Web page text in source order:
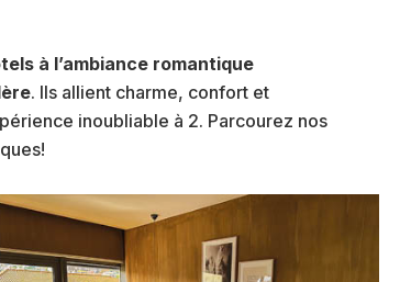
à l’ambiance romantique
. Ils allient charme, confort et
inoubliable à 2. Parcourez nos